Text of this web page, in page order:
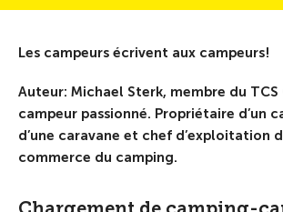
Les campeurs écrivent aux campeurs!
Auteur: Michael Sterk, membre du
campeur passionné. Propriétaire d’un
d’une caravane et chef d’exploitation
commerce du camping.